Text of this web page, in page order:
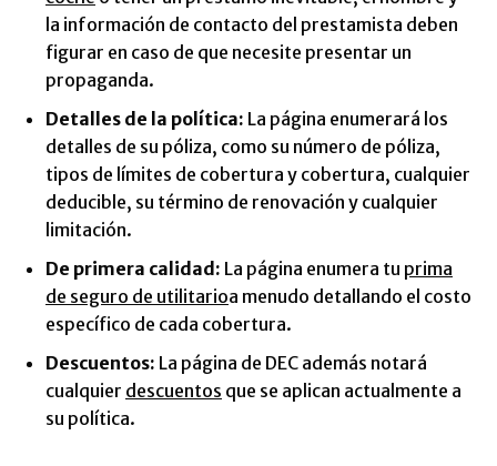
la información de contacto del prestamista deben
figurar en caso de que necesite presentar un
propaganda.
Detalles de la política: La página enumerará los
detalles de su póliza, como su número de póliza,
tipos de límites de cobertura y cobertura, cualquier
deducible, su término de renovación y cualquier
limitación.
De primera calidad: La página enumera tu prima
de seguro de utilitarioa menudo detallando el costo
específico de cada cobertura.
Descuentos: La página de DEC además notará
cualquier descuentos que se aplican actualmente a
su política.